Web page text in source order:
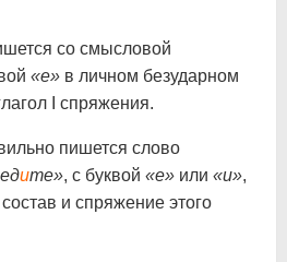
со смысловой
«е» в личном безударном
I спряжения.
пишется слово
ите», с буквой «е» или «и»,
и спряжение этого